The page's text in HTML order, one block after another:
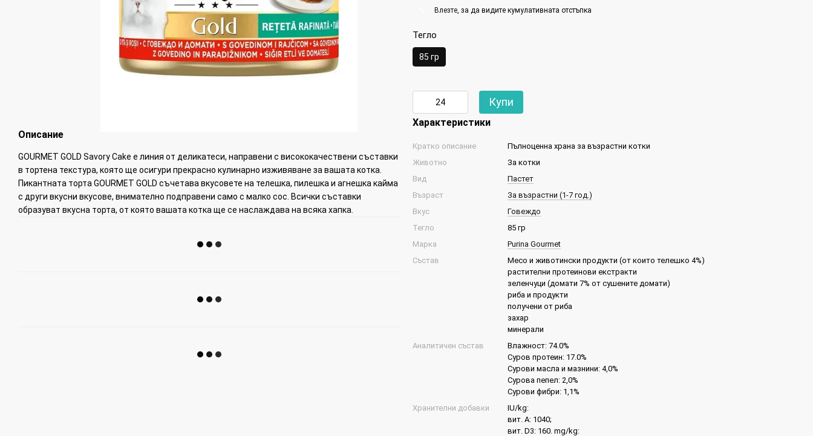
Описание
GOURMET GOLD Savory Cake е линия от деликатеси, направени с висококачествени съставки
в тортена текстура, която ще осигури прекрасно кулинарно изживяване за вашата котка.
Пикантната торта GOURMET GOLD съчетава вкусовете на телешка, пилешка и агнешка кайма
с други вкусни вкусове, внимателно подправени само с малко сос. Всички съставки
образуват вкусна торта, от която вашата котка ще се наслаждава на всяка хапка.
Влезте , за да видите кумулативната отстъпка
Тегло
85 гр
Купи
Характеристики
Кратко описание
Пълноценна храна за възрастни котки
Животно
За котки
Вид
Пастет
Възраст
За възрастни (1-7 год.)
Вкус
Говеждо
Тегло
85 гр
Марка
Purina Gourmet
Състав
Месо и животински продукти (от които телешко 4%)
растителни протеинови екстракти
зеленчуци (домати 7% от сушените домати)
риба и продукти
получени от риба
захар
минерали
Аналитичен състав
Влажност: 74.0%
Суров протеин: 17.0%
Сурови масла и мазнини: 4,0%
Сурова пепел: 2,0%
Сурови фибри: 1,1%
Хранителни добавки
IU/kg:
вит. A: 1040;
вит. D3: 160. mg/kg: